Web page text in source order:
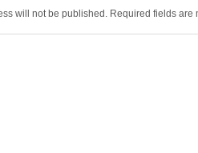
will not be published. Required fields are